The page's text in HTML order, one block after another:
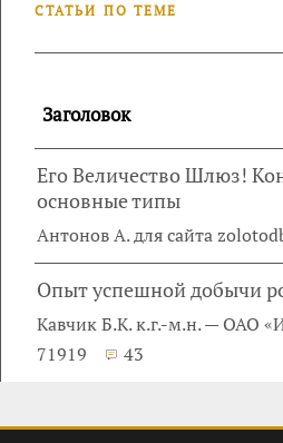
СТАТЬИ ПО ТЕМЕ
Заголовок
Его Величество Шлюз!
основные типы
Антонов А. для сайта
Опыт успешной добычи
Кавчик Б.К. к.г.-м.н. — ОАО
71919
43